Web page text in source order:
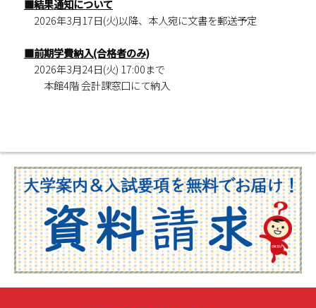
■結果通知について
2026年3月17日(火)以降、本人宛に文書を郵送予定
■前期学費納入(合格者のみ)
2026年3月24日(火) 17:00まで
本館4階 会計課窓口にて納入